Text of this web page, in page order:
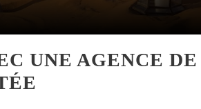
UNE AGENCE DE